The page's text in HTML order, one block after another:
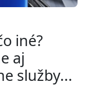
iné?
aj
služby...